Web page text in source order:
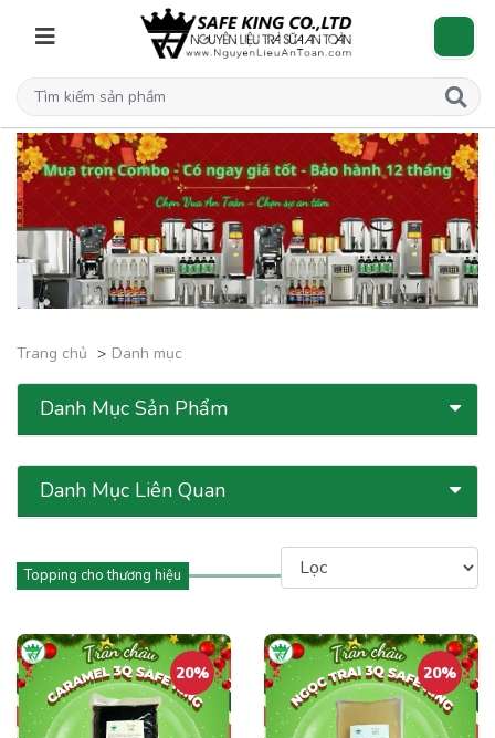
Trang chủ Danh mục
Danh Mục Sản Phẩm
Danh Mục Liên Quan
Topping cho thương hiệu
20% 20%